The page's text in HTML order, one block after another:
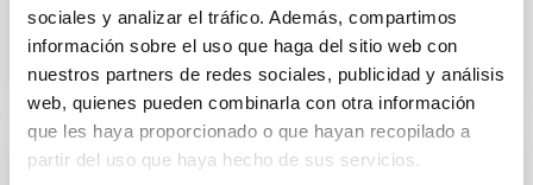
sociales y analizar el tráfico. Además, compartimos
información sobre el uso que haga del sitio web con
nuestros partners de redes sociales, publicidad y análisis
web, quienes pueden combinarla con otra información
que les haya proporcionado o que hayan recopilado a
partir del uso que haya hecho de sus servicios.
BIBCODE 2026A&A...710A..95S
NÚMERO DE CITAS 1
CON ÁRBITRO